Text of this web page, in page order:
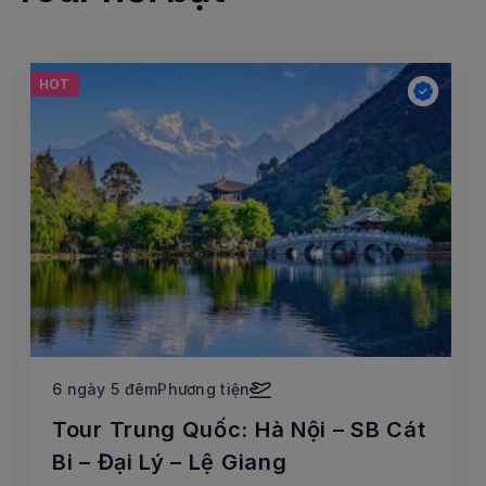
HOT
6 ngày 5 đêmPhương tiện
Tour Trung Quốc: Hà Nội – SB Cát
Bi – Đại Lý – Lệ Giang